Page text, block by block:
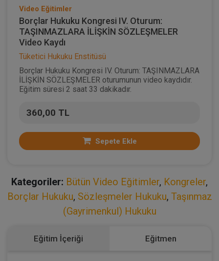
Video Eğitimler
Borçlar Hukuku Kongresi IV. Oturum:
TAŞINMAZLARA İLİŞKİN SÖZLEŞMELER
Video Kaydı
Tüketici Hukuku Enstitüsü
Borçlar Hukuku Kongresi IV. Oturum: TAŞINMAZLARA
İLİŞKİN SÖZLEŞMELER oturumunun video kaydıdır.
Eğitim süresi 2 saat 33 dakikadır.
360,00 TL
Sepete Ekle
Kategoriler: Bütün Video Eğitimler, Kongreler,
Borçlar Hukuku, Sözleşmeler Hukuku, Taşınmaz
(Gayrimenkul) Hukuku
Eğitim İçeriği Eğitmen